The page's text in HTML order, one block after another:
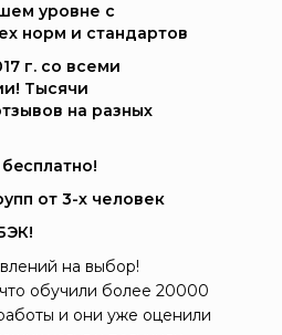
уровне с
норм и стандартов
г. со всеми
Тысячи
на разных
от 3-х человек
на выбор!
обучили более 20000
и они уже оценили